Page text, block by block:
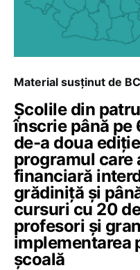
Material susținut de
Școlile din
înscrie până pe
de-a doua
programul care
financiară
grădiniță și
cursuri cu 20
profesori și
implementarea
școală